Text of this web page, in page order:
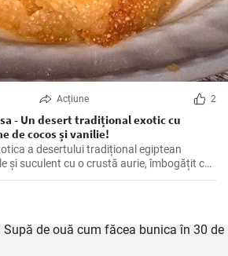
Acțiune 2
- Un desert tradițional exotic cu
de cocos și vanilie!
a desertului tradițional egiptean
și suculent cu o crustă aurie, îmbogățit cu
și vanilie și înmuiat într-un sirop dulce și